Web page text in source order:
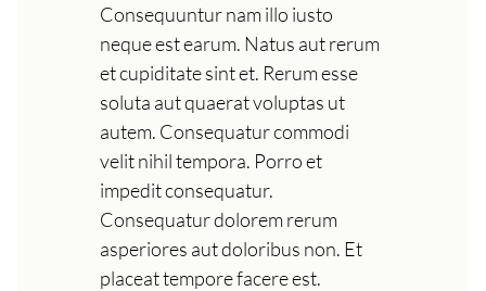
Consequuntur nam illo iusto
neque est earum. Natus aut rerum
et cupiditate sint et. Rerum esse
soluta aut quaerat voluptas ut
autem. Consequatur commodi
velit nihil tempora. Porro et
impedit consequatur.
Consequatur dolorem rerum
asperiores aut doloribus non. Et
placeat tempore facere est.